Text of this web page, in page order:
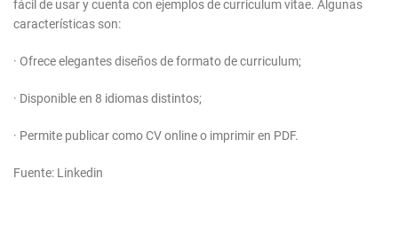
fácil de usar y cuenta con ejemplos de curriculum vitae. Algunas
características son:
· Ofrece elegantes diseños de formato de curriculum;
· Disponible en 8 idiomas distintos;
· Permite publicar como CV online o imprimir en PDF.
Fuente: Linkedin